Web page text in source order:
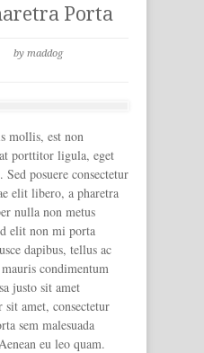
Porta
by maddog
mollis, est non
porttitor ligula, eget
posuere consectetur
elit libero, a pharetra
nulla non metus
elit non mi porta
dapibus, tellus ac
condimentum
justo sit amet
amet, consectetur
sem malesuada
eu leo quam.